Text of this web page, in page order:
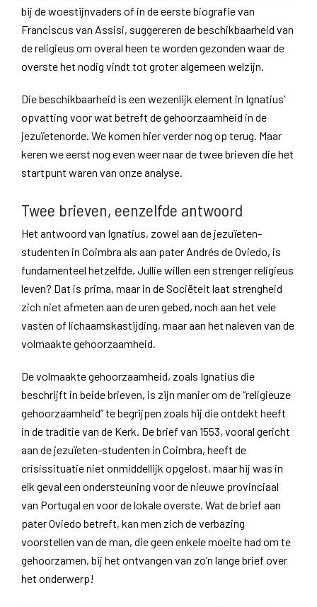
bij de woestijnvaders of in de eerste biografie van
Franciscus van Assisi, suggereren de beschikbaarheid van
de religieus om overal heen te worden gezonden waar de
overste het nodig vindt tot groter algemeen welzijn.
Die beschikbaarheid is een wezenlijk element in Ignatius’
opvatting voor wat betreft de gehoorzaamheid in de
jezuïetenorde. We komen hier verder nog op terug. Maar
keren we eerst nog even weer naar de twee brieven die het
startpunt waren van onze analyse.
Twee brieven, eenzelfde antwoord
Het antwoord van Ignatius, zowel aan de jezuïeten-
studenten in Coimbra als aan pater Andrés de Oviedo, is
fundamenteel hetzelfde. Jullie willen een strenger religieus
leven? Dat is prima, maar in de Sociëteit laat strengheid
zich niet afmeten aan de uren gebed, noch aan het vele
vasten of lichaamskastijding, maar aan het naleven van de
volmaakte gehoorzaamheid.
De volmaakte gehoorzaamheid, zoals Ignatius die
beschrijft in beide brieven, is zijn manier om de “religieuze
gehoorzaamheid” te begrijpen zoals hij die ontdekt heeft
in de traditie van de Kerk. De brief van 1553, vooral gericht
aan de jezuïeten-studenten in Coimbra, heeft de
crisissituatie niet onmiddellijk opgelost, maar hij was in
elk geval een ondersteuning voor de nieuwe provinciaal
van Portugal en voor de lokale overste. Wat de brief aan
pater Oviedo betreft, kan men zich de verbazing
voorstellen van de man, die geen enkele moeite had om te
gehoorzamen, bij het ontvangen van zo’n lange brief over
het onderwerp!